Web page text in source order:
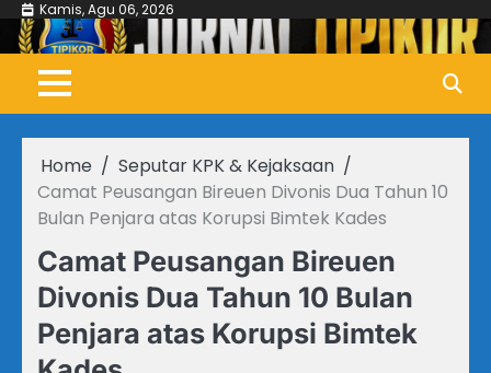
Skip
content
Kamis, Agu 06, 2026
Home
Seputar KPK & Kejaksaan
Camat Peusangan Bireuen Divonis Dua Tahun 10
Bulan Penjara atas Korupsi Bimtek Kades
Camat Peusangan Bireuen
Divonis Dua Tahun 10 Bulan
Penjara atas Korupsi Bimtek